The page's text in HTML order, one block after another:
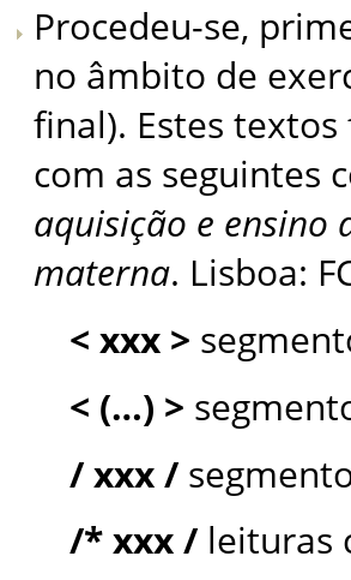
Procedeu-se,
no âmbito de
final). Estes
com as seguintes
aquisição e ensino
materna. Lisboa:
< xxx >
< (…) >
/ xxx /
/* xxx / leituras